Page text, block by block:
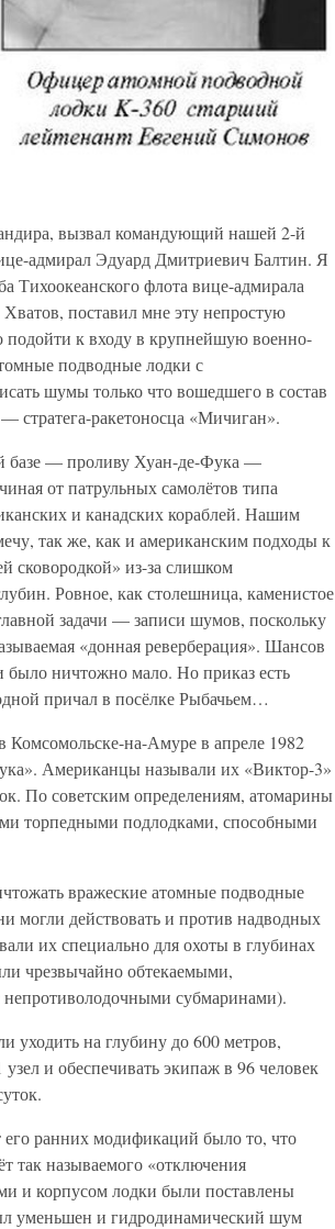
вызвал командующий нашей 2-й
адмирал Эдуард Дмитриевич Балтин. Я
Тихоокеанского флота вице-адмирала
поставил мне эту непростую
подойти к входу в крупнейшую военно-
подводные лодки с
шумы только что вошедшего в состав
ракетоносца «Мичиган».
базе — проливу Хуан-де-Фука —
от патрульных самолётов типа
и канадских кораблей. Нашим
так же, как и американским подходы к
сковородкой» из-за слишком
Ровное, как столешница, каменистое
задачи — записи шумов, поскольку
«донная реверберация». Шансов
было ничтожно мало. Но приказ есть
причал в посёлке Рыбачьем…
Комсомольске-на-Амуре в апреле 1982
Американцы называли их «Виктор-3»
По советским определениям, атомарины
торпедными подлодками, способными
вражеские атомные подводные
могли действовать и против надводных
их специально для охоты в глубинах
чрезвычайно обтекаемыми,
субмаринами).
на глубину до 600 метров,
и обеспечивать экипаж в 96 человек
его ранних модификаций было то, что
так называемого «отключения
и корпусом лодки были поставлены
уменьшен и гидродинамический шум